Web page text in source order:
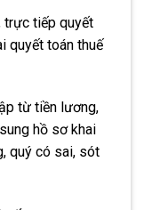
trực tiếp quyết
quyết toán thuế
từ tiền lương,
hồ sơ khai
quý có sai, sót